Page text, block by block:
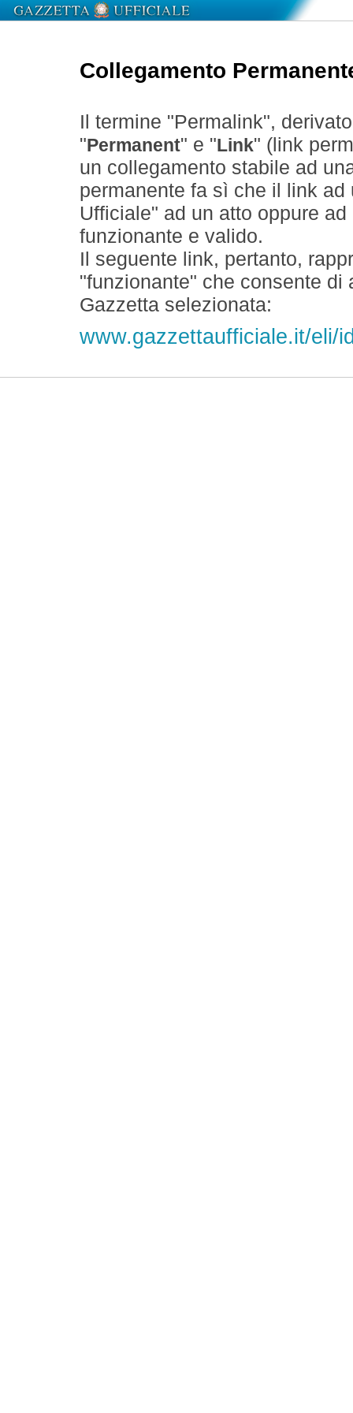
Collegamento
Il termine "Permalink",
" Permanent" e " Link" (link
un collegamento stabile ad
permanente fa sì che il link
Ufficiale" ad un atto oppure
funzionante e valido.
Il seguente link, pertanto,
"funzionante" che consente
Gazzetta selezionata:
www.gazzettaufficiale.it/eli/